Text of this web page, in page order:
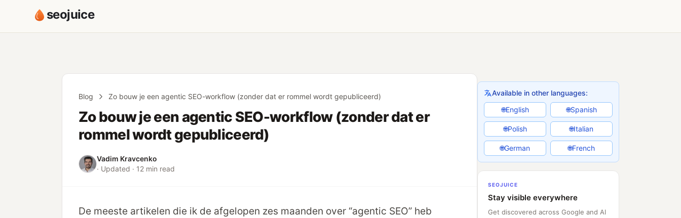
seojuice
Blog Zo bouw je een agentic SEO-workflow (zonder dat er rommel wordt gepubliceerd)
Zo bouw je een agentic SEO-workflow (zonder dat er
rommel wordt gepubliceerd)
Vadim Kravcenko
· Updated · 12 min read
De meeste artikelen die ik de afgelopen zes maanden over “agentic SEO” heb
Available in other languages:
🌐English 🌐Spanish
🌐Polish 🌐Italian
🌐German 🌐French
SEOJUICE
Stay visible everywhere
Get discovered across Google and AI